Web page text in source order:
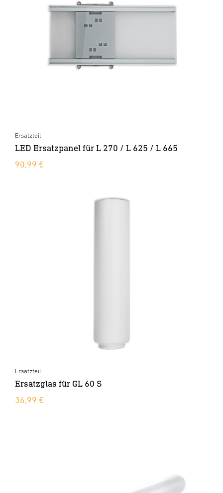
Ersatzteil
LED Ersatzpanel für L 270 / L 625 / L 665
90,99 €
Ersatzteil
Ersatzglas für GL 60 S
36,99 €